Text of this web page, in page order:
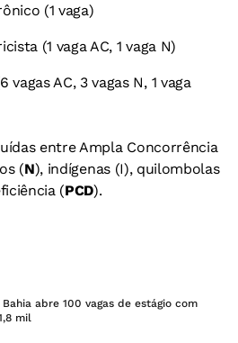
(1 vaga)
(1 vaga AC, 1 vaga N)
AC, 3 vagas N, 1 vaga
entre Ampla Concorrência
(N), indígenas (I), quilombolas
(PCD).
abre 100 vagas de estágio com
mil